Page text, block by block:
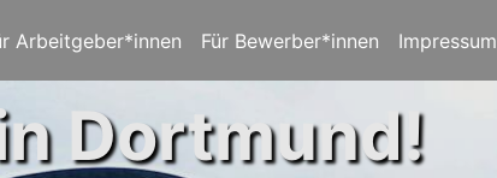
Arbeitgeber*innen Für Bewerber*innen Impressum
Dortmund!